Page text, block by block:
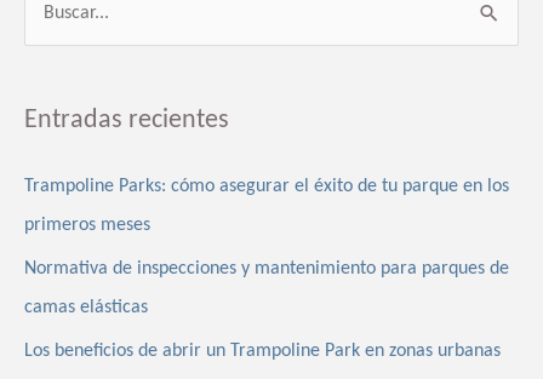
a
Entradas recientes
Trampoline Parks: cómo asegurar el éxito de tu parque en los
primeros meses
Normativa de inspecciones y mantenimiento para parques de
camas elásticas
Los beneficios de abrir un Trampoline Park en zonas urbanas